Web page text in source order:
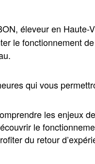
éleveur en
le fonctionnement
qui vous
les enjeux
le
du retour